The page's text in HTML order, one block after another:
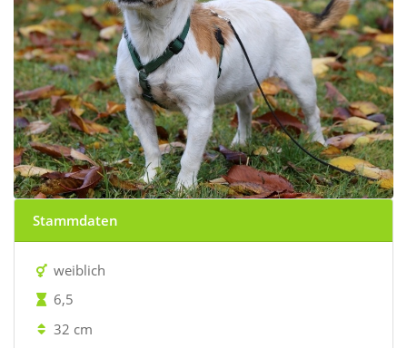
Stammdaten
weiblich
6,5
32 cm